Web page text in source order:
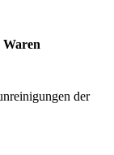
Waren
der